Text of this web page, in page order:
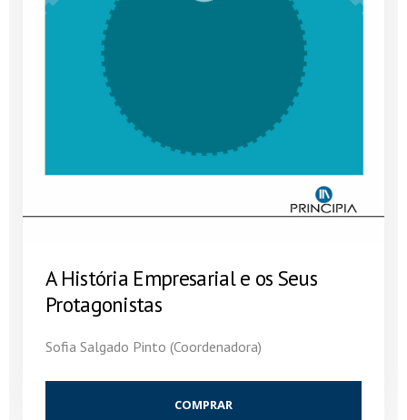
A História Empresarial e os Seus
Protagonistas
Sofia Salgado Pinto (Coordenadora)
COMPRAR